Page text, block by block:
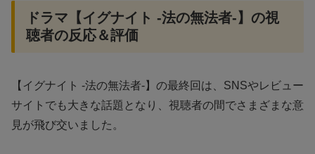
ドラマ【イグナイト -法の無法者-】の視
聴者の反応＆評価
【イグナイト -法の無法者-】の最終回は、SNSやレビュー
サイトでも大きな話題となり、視聴者の間でさまざまな意
見が飛び交いました。